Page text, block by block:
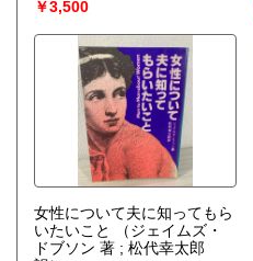
￥3,500
女性について夫に知ってもら
いたいこと
（ジェイムズ・
ドブソン 著 ; 松代幸太郎